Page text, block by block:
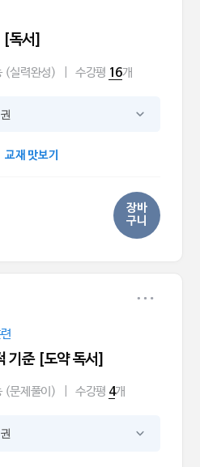
독서]
(실력완성) 수강평 16개
교재 맛보기
장바
구니
기준 [도약 독서]
(문제풀이) 수강평 4개